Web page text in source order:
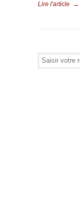
Lire l'article →